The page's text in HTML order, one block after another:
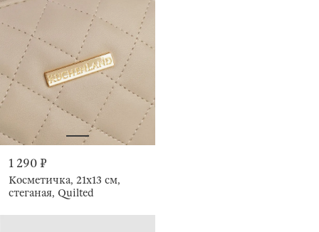
1 290 ₽
Косметичка, 21х13 см,
стеганая, Quilted